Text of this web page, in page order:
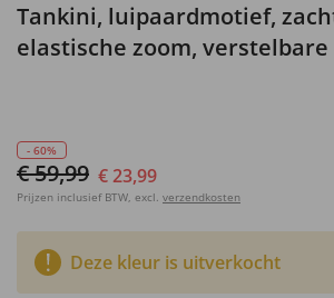
Tankini, luipaardmotief,
elastische zoom, verstelbare
- 60%
€ 59,99 € 23,99
Prijzen inclusief BTW, excl. verzendkosten
Deze kleur is uitverkocht